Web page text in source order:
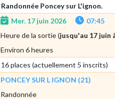
Randonnée Poncey sur L'ignon.
Mer. 17 juin 2026
07:45
Heure de la sortie (jusqu'au 17 juin
Environ 6 heures
16 places (actuellement 5 inscrits)
PONCEY SUR L IGNON (21)
Randonnée